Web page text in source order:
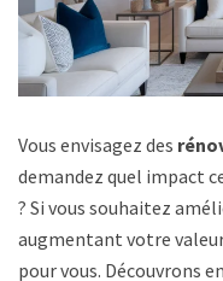
Vous envisagez des
demandez quel impact
? Si vous souhaitez
augmentant votre
pour vous. Découvrons